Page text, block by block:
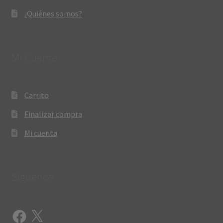
¿Quiénes somos?
Carrito
Finalizar compra
Mi cuenta
Facebook
X